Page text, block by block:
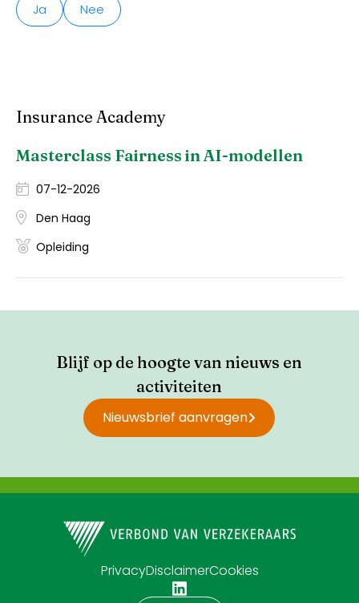
Ja Nee
Insurance Academy
Masterclass Fairness in AI-modellen
07-12-2026
Den Haag
Opleiding
Blijf op de hoogte van nieuws en
activiteiten
Nieuwsbrief aanvragen
PrivacyDisclaimerCookies